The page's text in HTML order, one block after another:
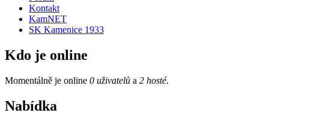
Kontakt
KamNET
SK Kamenice 1933
Kdo je online
Momentálně je online 0 uživatelů a 2 hosté.
Nabídka